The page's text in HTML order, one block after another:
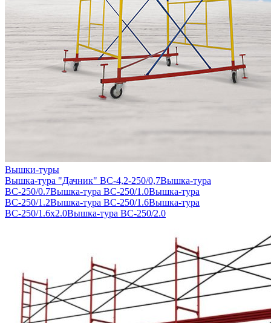
Вышки-туры
Вышка-тура "Дачник" ВС-4,2-250/0,7Вышка-тура
ВС-250/0.7Вышка-тура ВС-250/1.0Вышка-тура
ВС-250/1.2Вышка-тура ВС-250/1.6Вышка-тура
ВС-250/1.6х2.0Вышка-тура ВС-250/2.0